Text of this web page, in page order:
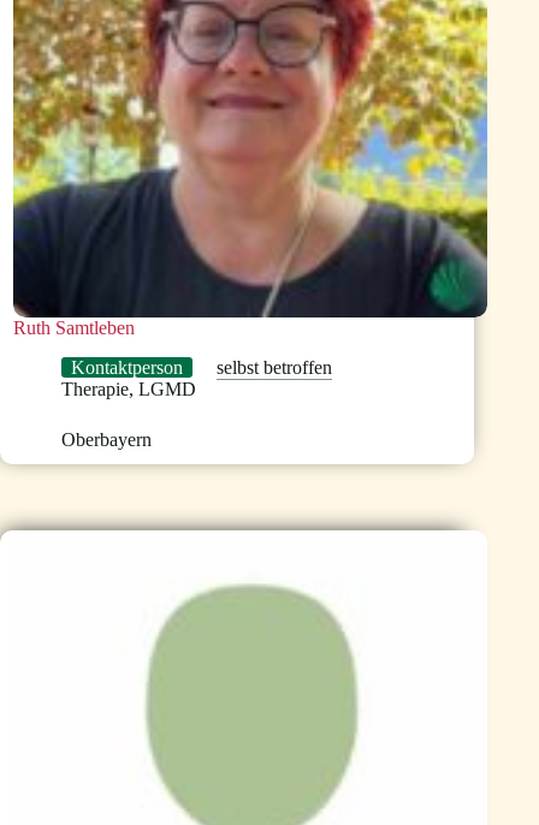
Ruth Samtleben
Kontaktperson
selbst betroffen
Therapie, LGMD
Oberbayern